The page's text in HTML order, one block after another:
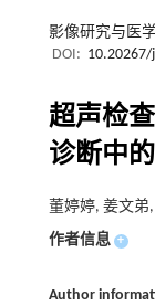
影像研究与医
DOI: 10.20267/
超声检
诊断中
董婷婷, 姜文弟
作者信息 +
Author